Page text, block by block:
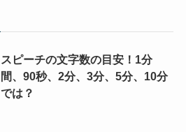
スピーチの文字数の目安！1分
間、90秒、2分、3分、5分、10分
では？